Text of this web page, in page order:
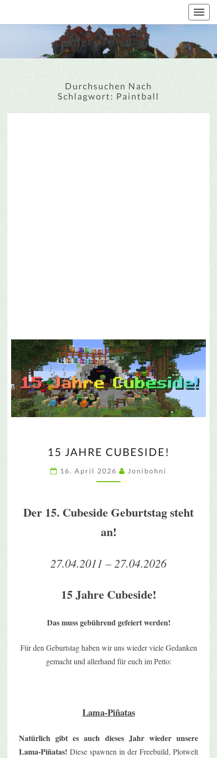
Durchsuchen Nach
Schlagwort: Paintball
JAHRE
CUBESIDE!
15 JAHRE CUBESIDE!
16. April 2026 Jonibohni
Der 15. Cubeside Geburtstag steht
an!
27.04.2011 – 27.04.2026
15 Jahre Cubeside!
Das muss gebührend gefeiert werden!
Für den Geburtstag haben wir uns wieder viele Gedanken
gemacht und allerhand für euch im Petto:
Lama-Piñatas
Natürlich gibt es auch dieses Jahr wieder unsere
Lama-Piñatas! Diese spawnen in der Freebuild, Plotwelt